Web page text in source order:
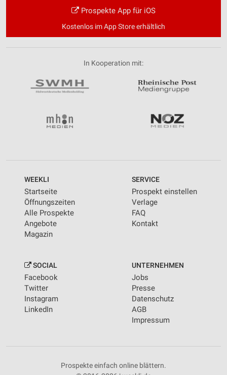
Prospekte App für iOS
Kostenlos im App Store erhältlich
In Kooperation mit:
WEEKLI
Startseite
Öffnungszeiten
Alle Prospekte
Angebote
Magazin
SERVICE
Prospekt einstellen
Verlage
FAQ
Kontakt
SOCIAL
Facebook
Twitter
Instagram
LinkedIn
UNTERNEHMEN
Jobs
Presse
Datenschutz
AGB
Impressum
Prospekte einfach online blättern.